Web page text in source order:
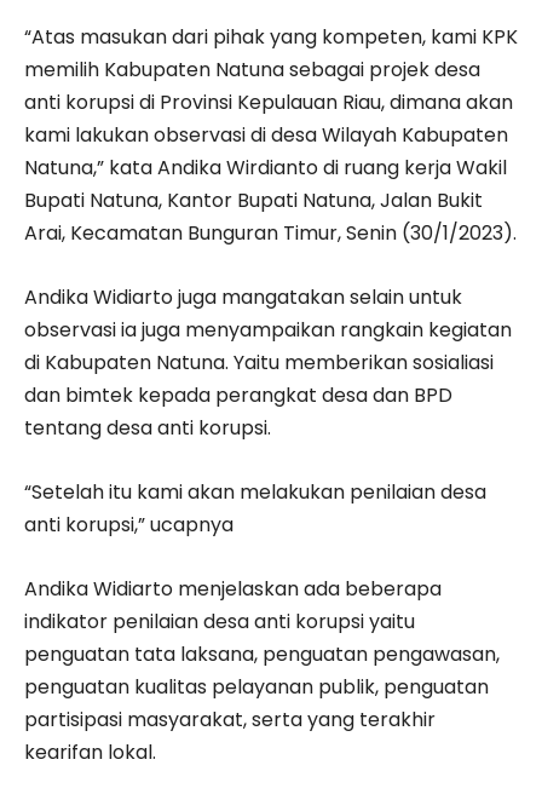
“Atas masukan dari pihak yang kompeten, kami KPK
memilih Kabupaten Natuna sebagai projek desa
anti korupsi di Provinsi Kepulauan Riau, dimana akan
kami lakukan observasi di desa Wilayah Kabupaten
Natuna,” kata Andika Wirdianto di ruang kerja Wakil
Bupati Natuna, Kantor Bupati Natuna, Jalan Bukit
Arai, Kecamatan Bunguran Timur, Senin (30/1/2023).
Andika Widiarto juga mangatakan selain untuk
observasi ia juga menyampaikan rangkain kegiatan
di Kabupaten Natuna. Yaitu memberikan sosialiasi
dan bimtek kepada perangkat desa dan BPD
tentang desa anti korupsi.
“Setelah itu kami akan melakukan penilaian desa
anti korupsi,” ucapnya
Andika Widiarto menjelaskan ada beberapa
indikator penilaian desa anti korupsi yaitu
penguatan tata laksana, penguatan pengawasan,
penguatan kualitas pelayanan publik, penguatan
partisipasi masyarakat, serta yang terakhir
kearifan lokal.